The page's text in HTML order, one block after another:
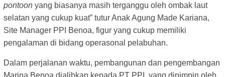
pontoon yang biasanya masih terganggu oleh ombak laut
selatan yang cukup kuat” tutur Anak Agung Made Kariana,
Site Manager PPI Benoa, figur yang cukup memiliki
pengalaman di bidang operasonal pelabuhan.
Dalam perjalanan waktu, pembangunan dan pengembangan
Marina Benoa dialihkan kepada PT PPI, yang dipimpin oleh